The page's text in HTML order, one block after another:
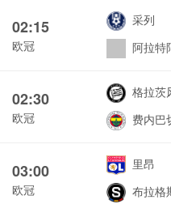
02:15
欧冠
采列
阿拉特
02:30
欧冠
格拉茨
费内巴
03:00
欧冠
里昂
布拉格